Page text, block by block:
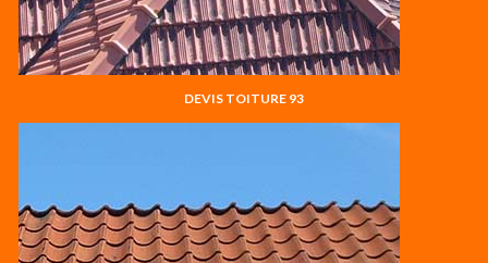
DEVIS TOITURE 93